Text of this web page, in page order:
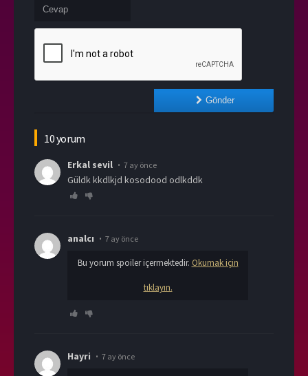
Gönder
10 yorum
Erkal sevil 7 ay önce
Güldk kkdlkjd kosodood odlkddk
analcı 7 ay önce
Bu yorum spoiler içermektedir. Okumak için
tıklayın.
Hayri 7 ay önce